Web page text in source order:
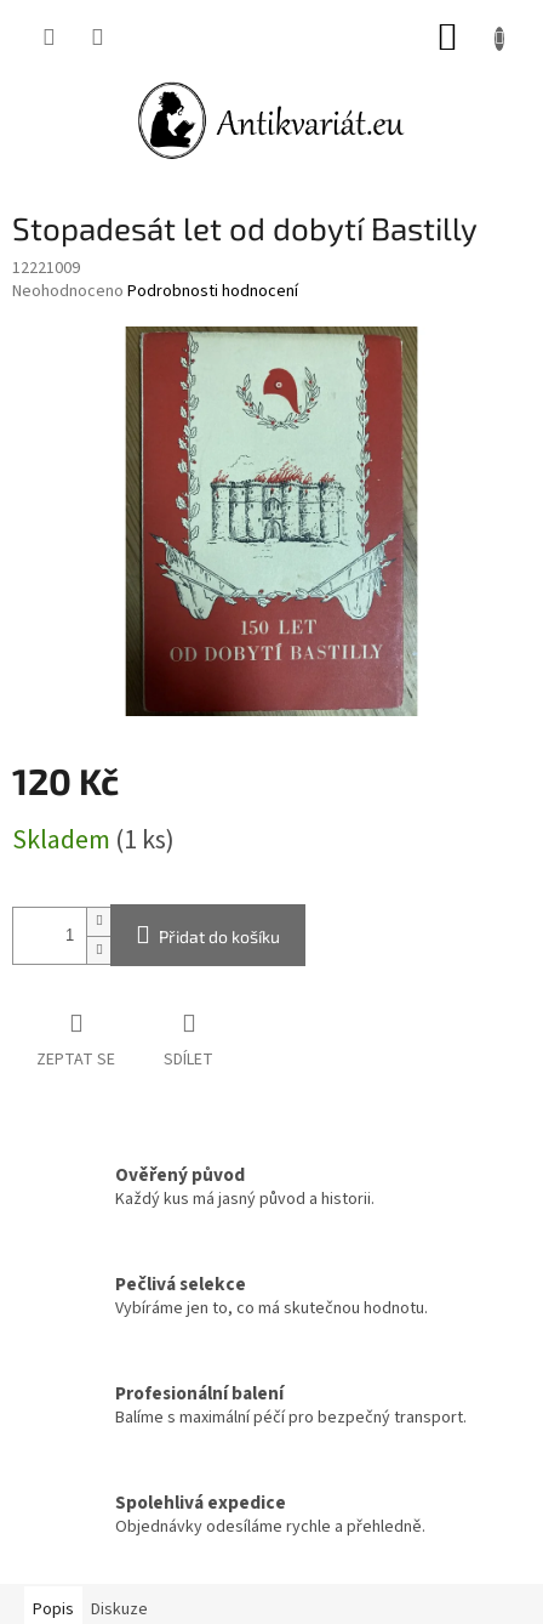
Stopadesát let od dobytí Bastilly
12221009
Průměrné
Neohodnoceno Podrobnosti hodnocení
120 Kč
cena:
Skladem (1 ks)
Přidat do košíku
ZEPTAT SE SDÍLET
Ověřený původ
Každý kus má jasný původ a historii.
Pečlivá selekce
Vybíráme jen to, co má skutečnou hodnotu.
Profesionální balení
Balíme s maximální péčí pro bezpečný transport.
Spolehlivá expedice
Objednávky odesíláme rychle a přehledně.
Popis Diskuze